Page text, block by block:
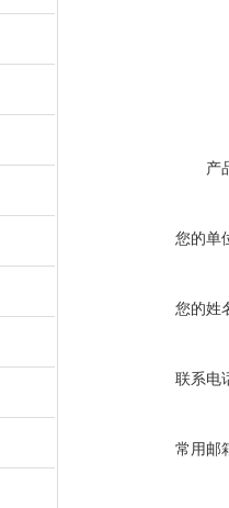
产
您的单
您的姓
联系电
常用邮